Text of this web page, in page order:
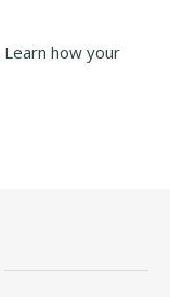
Learn how your